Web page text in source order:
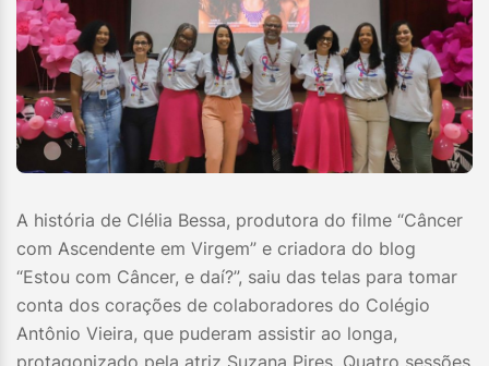
A história de Clélia Bessa, produtora do filme “Câncer
com Ascendente em Virgem” e criadora do blog
“Estou com Câncer, e daí?”, saiu das telas para tomar
conta dos corações de colaboradores do Colégio
Antônio Vieira, que puderam assistir ao longa,